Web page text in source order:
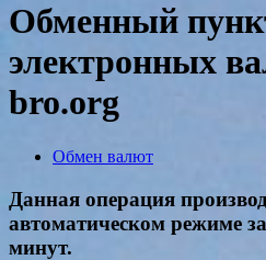
Обменный
электронных
bro.org
Обмен валют
Данная операция
автоматическом режиме
минут.